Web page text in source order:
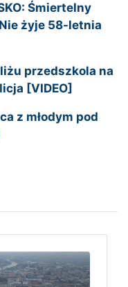
Śmiertelny
żyje 58-letnia
przedszkola na
[VIDEO]
z młodym pod